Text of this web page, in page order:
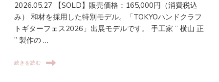
2026.05.27 【SOLD】販売価格：165,000円（消費税込
み） 和材を採用した特別モデル。「TOKYOハンドクラフ
トギターフェス2026」出展モデルです。 手工家 ” 横山 正
” 製作の …
続きを読む